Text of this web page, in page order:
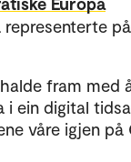
på
fram med
i ein digital
våre igjen på